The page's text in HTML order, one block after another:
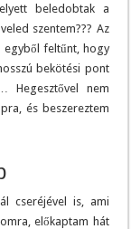
beledobtak a
szentem??? Az
egyből feltűnt, hogy
bekötési pont
Hegesztővel nem
és beszereztem
cseréjével is, ami
előkaptam hát